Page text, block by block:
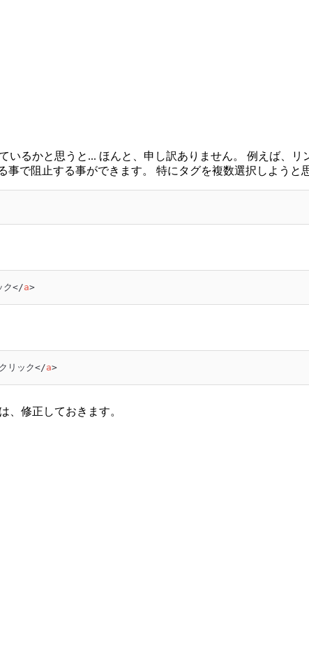
いるかと思うと... ほんと、申し訳ありません。 例えば、
事で阻止する事ができます。 特にタグを複数選択しようと
ク</a>
クリック</a>
、修正しておきます。